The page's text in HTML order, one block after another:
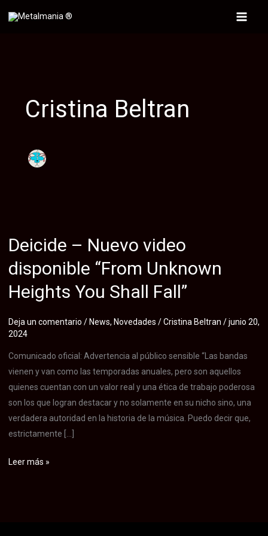
Main
Cristina Beltran
Deicide – Nuevo video
disponible “From Unknown
Heights You Shall Fall”
Deja un comentario / News, Novedades /Cristina Beltran /junio 20,
2024
Comunicado oficial: Advertencia al público sensible “Las bandas
vienen y van como las temporadas anuales, pero son aquellos
quienes cuentan con un valor real y una ética de trabajo poderosa
son los que logran destacar y no solamente en su nicho sino, una
verdadera autoridad en la historia de la música. Puedo decir que,
estrictamente […]
Deicide
Leer más »